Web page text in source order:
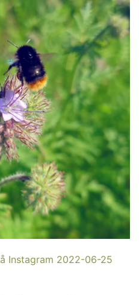
Instagram 2022-06-25